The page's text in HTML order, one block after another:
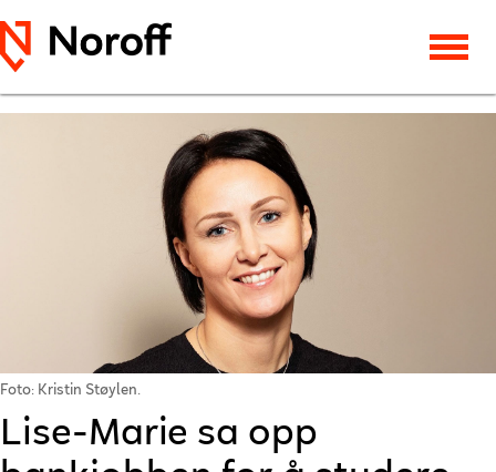
Foto: Kristin Støylen.
Lise-Marie sa opp